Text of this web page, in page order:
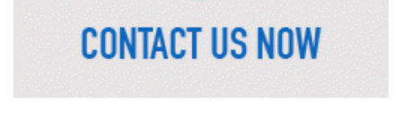
হরমুজ চুক্তির বিনিময়ে ইরানের বন্দর